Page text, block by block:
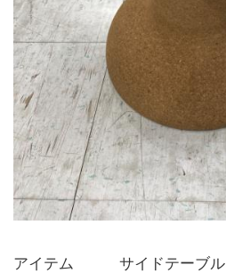
アイテム   サイドテーブル